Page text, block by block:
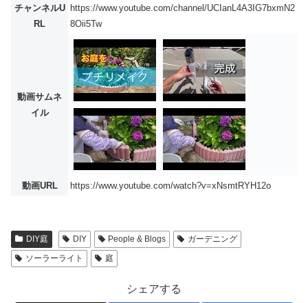
チャンネルU
RL
https://www.youtube.com/channel/UCIanL4A3IG7bxmN2
8Oii5Tw
動画サムネ
イル
動画URL https://www.youtube.com/watch?v=xNsmtRYH12o
DIY庭 DIY People & Blogs
ガーデニング
ソーラーライト
庭
シェアする